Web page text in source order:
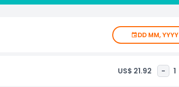
DD MM, YYYY
US$ 21.92 - 1